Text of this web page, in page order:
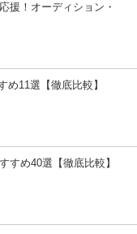
援！オーディション・
め11選【徹底比較】
すめ40選【徹底比較】